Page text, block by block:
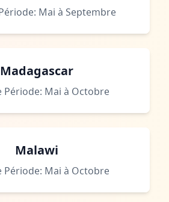
Meilleure Période: Mai à Septembre
Madagascar
Meilleure Période: Mai à Octobre
Malawi
Meilleure Période: Mai à Octobre